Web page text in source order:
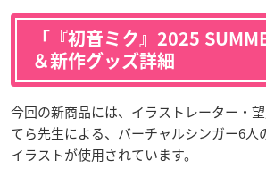
「『初音ミク』2025
＆新作グッズ詳細
今回の新商品には、イラストレーター・
てら先生による、バーチャルシンガー6人
イラストが使用されています。